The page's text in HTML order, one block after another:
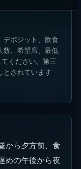
デポジット、飲食
数、希望席、最低
ください。第三
とされています
から夕方前、食
めの午後から夜